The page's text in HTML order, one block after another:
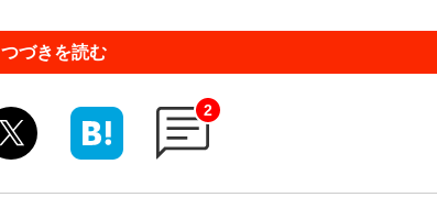
つづきを読む
2